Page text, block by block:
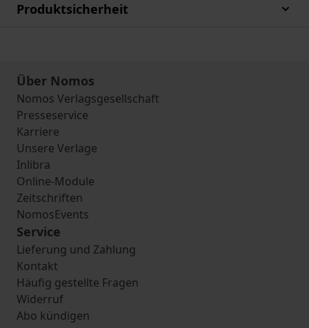
Produktsicherheit
Über Nomos
Nomos Verlagsgesellschaft
Presseservice
Karriere
Unsere Verlage
Inlibra
Online-Module
Zeitschriften
NomosEvents
Service
Lieferung und Zahlung
Kontakt
Häufig gestellte Fragen
Widerruf
Abo kündigen